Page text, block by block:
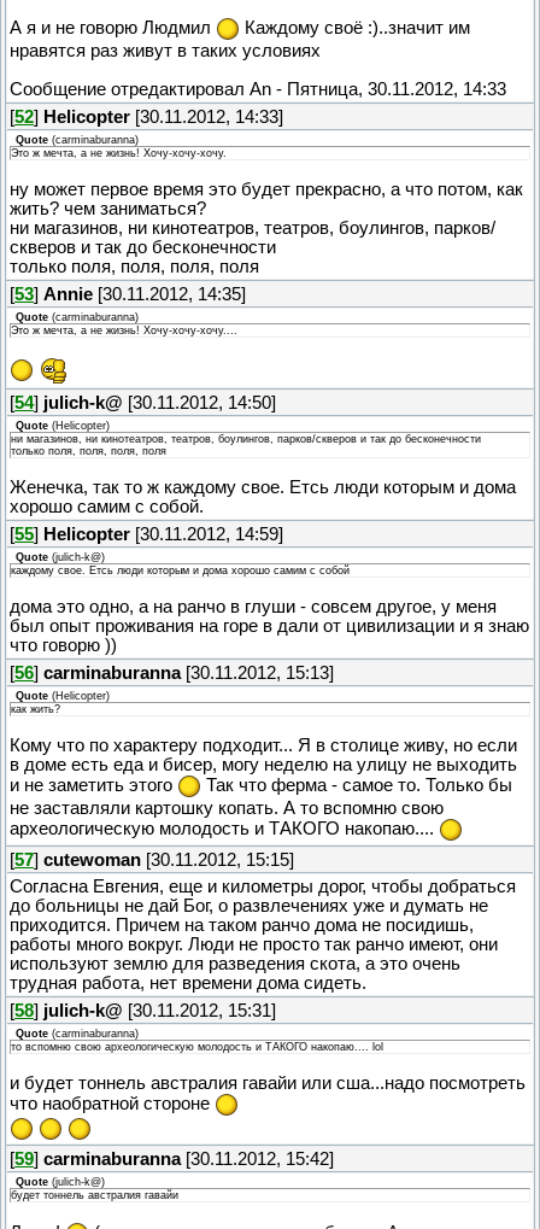
А я и не говорю Людмил
Каждому своё :)..значит им
нравятся раз живут в таких условиях
Сообщение отредактировал An - Пятница, 30.11.2012, 14:33
[52] Helicopter [30.11.2012, 14:33]
Quote (carminaburanna)
Это ж мечта, а не жизнь! Хочу-хочу-хочу.
ну может первое время это будет прекрасно, а что потом, как
жить? чем заниматься?
ни магазинов, ни кинотеатров, театров, боулингов, парков/
скверов и так до бесконечности
только поля, поля, поля, поля
[53] Annie [30.11.2012, 14:35]
Quote (carminaburanna)
Это ж мечта, а не жизнь! Хочу-хочу-хочу....
[54] julich-k@ [30.11.2012, 14:50]
Quote (Helicopter)
ни магазинов, ни кинотеатров, театров, боулингов, парков/скверов и так до бесконечности
только поля, поля, поля, поля
Женечка, так то ж каждому свое. Етсь люди которым и дома
хорошо самим с собой.
[55] Helicopter [30.11.2012, 14:59]
Quote (julich-k@)
каждому свое. Етсь люди которым и дома хорошо самим с собой
дома это одно, а на ранчо в глуши - совсем другое, у меня
был опыт проживания на горе в дали от цивилизации и я знаю
что говорю ))
[56] carminaburanna[30.11.2012, 15:13]
Quote (Helicopter)
как жить?
Кому что по характеру подходит... Я в столице живу, но если
в доме есть еда и бисер, могу неделю на улицу не выходить
и не заметить этого
Так что ферма - самое то. Только бы
не заставляли картошку копать. А то вспомню свою
археологическую молодость и ТАКОГО накопаю....
[57] cutewoman [30.11.2012, 15:15]
Согласна Евгения, еще и километры дорог, чтобы добраться
до больницы не дай Бог, о развлечениях уже и думать не
приходится. Причем на таком ранчо дома не посидишь,
работы много вокруг. Люди не просто так ранчо имеют, они
используют землю для разведения скота, а это очень
трудная работа, нет времени дома сидеть.
[58] julich-k@ [30.11.2012, 15:31]
Quote (carminaburanna)
то вспомню свою археологическую молодость и ТАКОГО накопаю.... lol
и будет тоннель австралия гавайи или сша...надо посмотреть
что наобратной стороне
[59] carminaburanna[30.11.2012, 15:42]
Quote (julich-k@)
будет тоннель австралия гавайи